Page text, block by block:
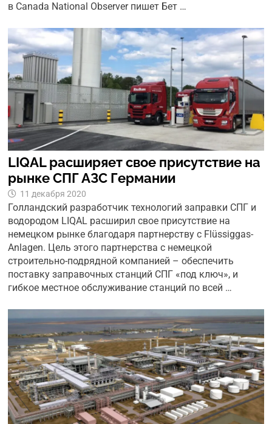
в Canada National Observer пишет Бет …
LIQAL расширяет свое присутствие на
рынке СПГ АЗС Германии
11 декабря 2020
Голландский разработчик технологий заправки СПГ и
водородом LIQAL расширил свое присутствие на
немецком рынке благодаря партнерству с Flüssiggas-
Anlagen. Цель этого партнерства с немецкой
строительно-подрядной компанией – обеспечить
поставку заправочных станций СПГ «под ключ», и
гибкое местное обслуживание станций по всей …